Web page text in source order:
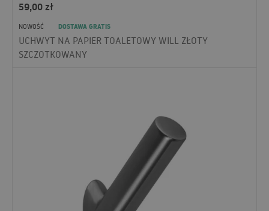
59,00zł
NOWOŚĆ
DOSTAWA GRATIS
UCHWYT NA PAPIER TOALETOWY WILL ZŁOTY
SZCZOTKOWANY